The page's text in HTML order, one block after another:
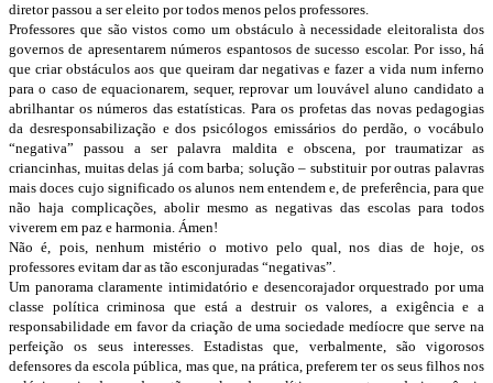
diretor passou a ser eleito por todos menos pelos professores.
Professores que são vistos como um obstáculo à necessidade eleitoralista dos
governos de apresentarem números espantosos de sucesso escolar. Por isso, há
que criar obstáculos aos que queiram dar negativas e fazer a vida num inferno
para o caso de equacionarem, sequer, reprovar um louvável aluno candidato a
abrilhantar os números das estatísticas. Para os profetas das novas pedagogias
da desresponsabilização e dos psicólogos emissários do perdão, o vocábulo
“negativa” passou a ser palavra maldita e obscena, por traumatizar as
criancinhas, muitas delas já com barba; solução – substituir por outras palavras
mais doces cujo significado os alunos nem entendem e, de preferência, para que
não haja complicações, abolir mesmo as negativas das escolas para todos
viverem em paz e harmonia. Ámen!
Não é, pois, nenhum mistério o motivo pelo qual, nos dias de hoje, os
professores evitam dar as tão esconjuradas “negativas”.
Um panorama claramente intimidatório e desencorajador orquestrado por uma
classe política criminosa que está a destruir os valores, a exigência e a
responsabilidade em favor da criação de uma sociedade medíocre que serve na
perfeição os seus interesses. Estadistas que, verbalmente, são vigorosos
defensores da escola pública, mas que, na prática, preferem ter os seus filhos nos